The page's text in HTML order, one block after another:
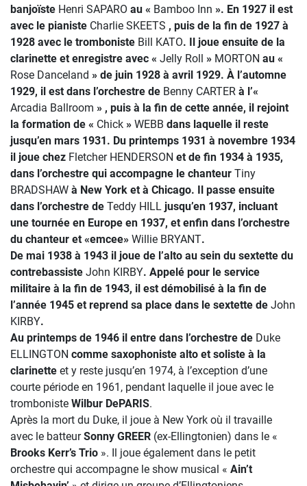
banjoïste Henri SAPARO au « Bamboo Inn ». En 1927 il est
avec le pianiste Charlie SKEETS , puis de la fin de 1927 à
1928 avec le tromboniste Bill KATO. Il joue ensuite de la
clarinette et enregistre avec « Jelly Roll » MORTON au «
Rose Danceland » de juin 1928 à avril 1929. À l’automne
1929, il est dans l’orchestre de Benny CARTER à l’«
Arcadia Ballroom » , puis à la fin de cette année, il rejoint
la formation de « Chick » WEBB dans laquelle il reste
jusqu’en mars 1931. Du printemps 1931 à novembre 1934
il joue chez Fletcher HENDERSON et de fin 1934 à 1935,
dans l’orchestre qui accompagne le chanteur Tiny
BRADSHAW à New York et à Chicago. Il passe ensuite
dans l’orchestre de Teddy HILL jusqu’en 1937, incluant
une tournée en Europe en 1937, et enfin dans l’orchestre
du chanteur et «emcee» Willie BRYANT.
De mai 1938 à 1943 il joue de l’alto au sein du sextette du
contrebassiste John KIRBY. Appelé pour le service
militaire à la fin de 1943, il est démobilisé à la fin de
l’année 1945 et reprend sa place dans le sextette de John
KIRBY.
Au printemps de 1946 il entre dans l’orchestre de Duke
ELLINGTON comme saxophoniste alto et soliste à la
clarinette et y reste jusqu’en 1974, à l’exception d’une
courte période en 1961, pendant laquelle il joue avec le
tromboniste Wilbur DePARIS.
Après la mort du Duke, il joue à New York où il travaille
avec le batteurSonny GREER (ex-Ellingtonien) dans le «
Brooks Kerr’s Trio ». Il joue également dans le petit
orchestre qui accompagne le show musical « Ain’t